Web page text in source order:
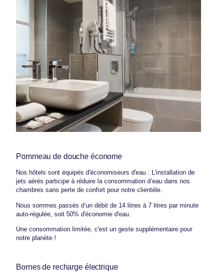
Pommeau de douche économe
Nos hôtels sont équipés d'économiseurs d'eau : L'installation de
jets aérés participe à réduire la consommation d’eau dans nos
chambres sans perte de confort pour notre clientèle.
Nous sommes passés d’un débit de 14 litres à 7 litres par minute
auto-régulée, soit 50% d'économie d'eau.
Une consommation limitée, c'est un geste supplémentaire pour
notre planète !
Bornes de recharge électrique